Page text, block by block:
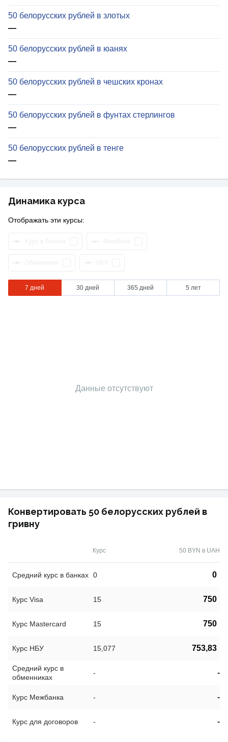
50 белорусских рублей в злотых
—
50 белорусских рублей в юанях
—
50 белорусских рублей в чешских кронах
—
50 белорусских рублей в фунтах стерлингов
—
50 белорусских рублей в тенге
—
Динамика курса
Отображать эти курсы:
7 дней 30 дней 365 дней 5 лет
Данные отсутствуют
Конвертировать 50 белорусских рублей в
гривну
Курс 50 BYN в UAH
Средний курс в банках 0 0
Курс Visa 15 750
Курс Mastercard 15 750
Курс НБУ 15,077 753,83
Средний курс в
обменниках
- -
Курс Межбанка - -
Курс для договоров - -